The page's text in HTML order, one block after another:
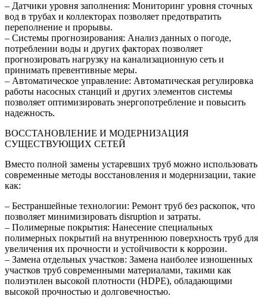
– Датчики уровня заполнения: Мониторинг уровня сточных
вод в трубах и коллекторах позволяет предотвратить
переполнение и прорывы.
– Системы прогнозирования: Анализ данных о погоде,
потреблении воды и других факторах позволяет
прогнозировать нагрузку на канализационную сеть и
принимать превентивные меры.
– Автоматическое управление: Автоматическая регулировка
работы насосных станций и других элементов системы
позволяет оптимизировать энергопотребление и повысить
надежность.
ВОССТАНОВЛЕНИЕ И МОДЕРНИЗАЦИЯ
СУЩЕСТВУЮЩИХ СЕТЕЙ
Вместо полной замены устаревших труб можно использовать
современные методы восстановления и модернизации, такие
как:
– Бестраншейные технологии: Ремонт труб без раскопок, что
позволяет минимизировать disruption и затраты.
– Полимерные покрытия: Нанесение специальных
полимерных покрытий на внутреннюю поверхность труб для
увеличения их прочности и устойчивости к коррозии.
– Замена отдельных участков: Замена наиболее изношенных
участков труб современными материалами, такими как
полиэтилен высокой плотности (HDPE), обладающими
высокой прочностью и долговечностью.